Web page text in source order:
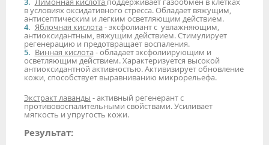
в условиях оксидативного стресса. Обладает вяжущим,
антисептическим и легким осветляющим действием.
Яблочная кислота - эксфолиант с увлажняющим,
антиоксидантным, вяжущим действием. Стимулирует
регенерацию и предотвращает воспаления.
Винная кислота - обладает эксфолиирующим и
осветляющим действием. Характеризуется высокой
антиоксидантной активностью. Активизирует обновление
кожи, способствует выравниванию микрорельефа.
Экстракт лаванды - активный регенерант с
противовоспалительными свойствами. Усиливает
мягкость и упругость кожи.
Результат: